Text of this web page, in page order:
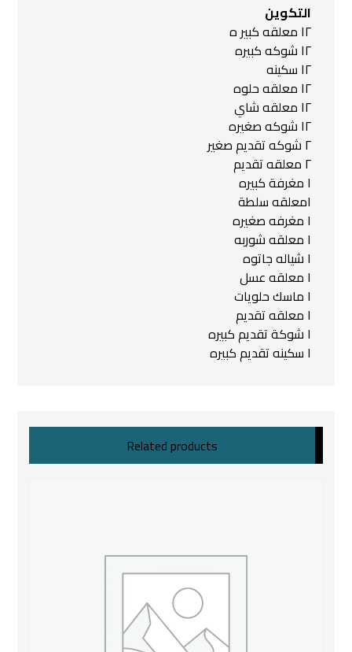
التكوين
١٢ معلقه كبير ه
١٢ شوكه كبيره
١٢ سكينه
١٢ معلقه حلوه
١٢ معلقه شاي
١٢ شوكه صغيره
٢ شوكه تقديم صغير
٢ معلقه تقديم
١ مغرفة كبيره
١معلقه سلطة
١ مغرفه صغيره
١ معلقه شوربه
١ شياله جاتوه
١ معلقه عسل
١ ماسك حلويات
١ معلقه تقديم
١ شوكة تقديم كبيره
١ سكينه تقديم كبيره
Related products